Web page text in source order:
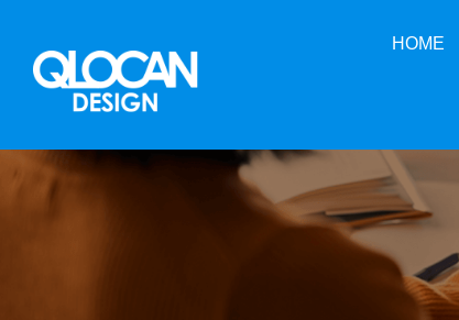
HOME